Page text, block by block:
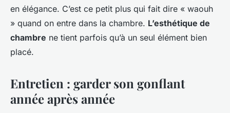
en élégance. C’est ce petit plus qui fait dire « waouh
» quand on entre dans la chambre. L’esthétique de
chambre ne tient parfois qu’à un seul élément bien
placé.
Entretien : garder son gonflant
année après année